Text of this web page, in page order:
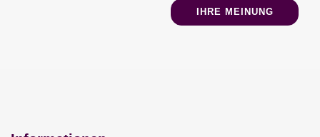
IHRE MEINUNG